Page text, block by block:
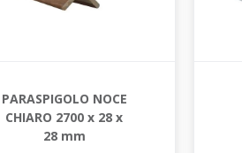
PARASPIGOLO NOCE
CHIARO 2700 x 28 x
28 mm